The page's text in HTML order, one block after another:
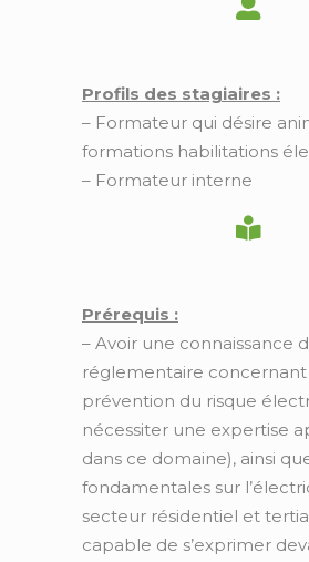
Profils des stagiaires :
– Formateur qui désire
formations habilitations
– Formateur interne
Prérequis :
– Avoir une connaissance
réglementaire concernant
prévention du risque
nécessiter une expertise
dans ce domaine), ainsi
fondamentales sur
secteur résidentiel et
capable de s’exprimer